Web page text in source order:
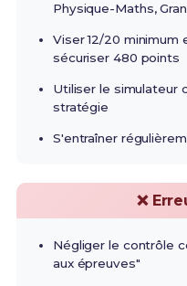
Physique-Maths,
Viser 12/20 minimum
sécuriser 480 points
Utiliser le simulateur
stratégie
S'entraîner
❌
Négliger le contrôle
aux épreuves"